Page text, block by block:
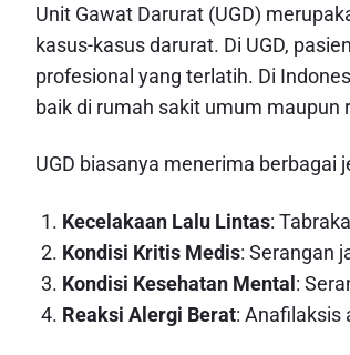
Unit Gawat Darurat (UGD)
kasus-kasus darurat. Di UGD,
profesional yang terlatih. Di
baik di rumah sakit umum maupun
UGD biasanya menerima berbagai
Kecelakaan Lalu Lintas:
Kondisi Kritis Medis: Serangan
Kondisi Kesehatan Mental:
Reaksi Alergi Berat: Anafilaksis